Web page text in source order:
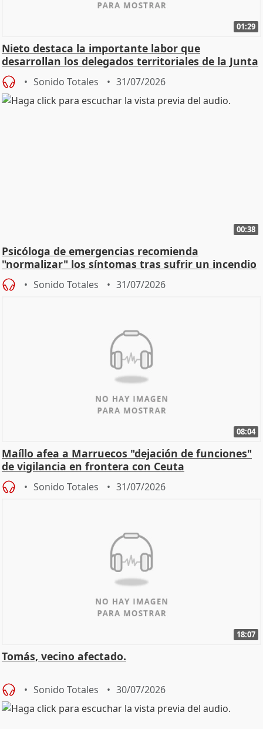
01:29
Nieto destaca la importante labor que
desarrollan los delegados territoriales de la Junta
Sonido Totales 31/07/2026
00:38
Psicóloga de emergencias recomienda
"normalizar" los síntomas tras sufrir un incendio
Sonido Totales 31/07/2026
08:04
Maíllo afea a Marruecos "dejación de funciones"
de vigilancia en frontera con Ceuta
Sonido Totales 31/07/2026
18:07
Tomás, vecino afectado.
Sonido Totales 30/07/2026